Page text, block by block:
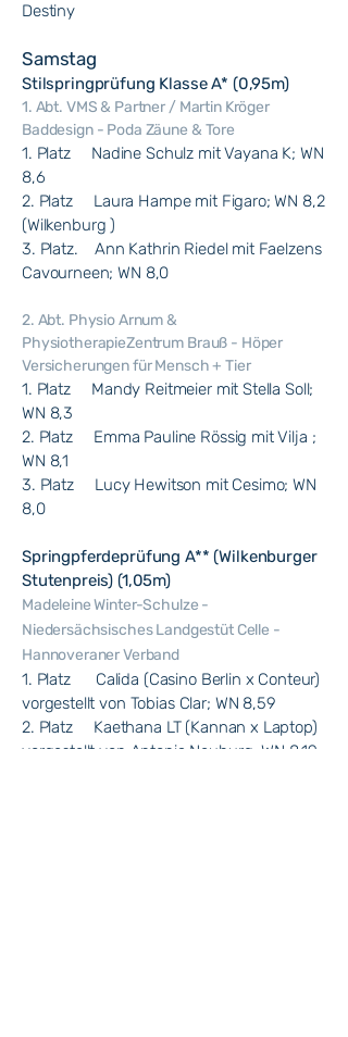
Destiny
Samstag
Stilspringprüfung Klasse A* (0,95m)
1. Abt. VMS & Partner / Martin Kröger
Baddesign - Poda Zäune & Tore
1. Platz Nadine Schulz mit Vayana K; WN
8,6
2. Platz Laura Hampe mit Figaro; WN 8,2
(Wilkenburg )
3. Platz. Ann Kathrin Riedel mit Faelzens
Cavourneen; WN 8,0
2. Abt. Physio Arnum &
PhysiotherapieZentrum Brauß - Höper
Versicherungen für Mensch + Tier
1. Platz Mandy Reitmeier mit Stella Soll;
WN 8,3
2. Platz Emma Pauline Rössig mit Vilja ;
WN 8,1
3. Platz Lucy Hewitson mit Cesimo; WN
8,0
Springpferdeprüfung A** (Wilkenburger
Stutenpreis) (1,05m)
Madeleine Winter-Schulze -
Niedersächsisches Landgestüt Celle -
Hannoveraner Verband
1. Platz Calida (Casino Berlin x Conteur)
vorgestellt von Tobias Clar; WN 8,59
2. Platz Kaethana LT (Kannan x Laptop)
vorgestellt von Antonia Neuburg; WN 8,19